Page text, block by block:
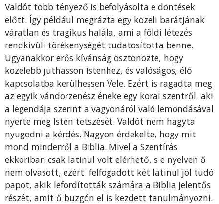
Valdót több tényező is befolyásolta e döntések
előtt. Így például megrázta egy közeli barátjának
váratlan és tragikus halála, ami a földi létezés
rendkívüli törékenységét tudatosította benne.
Ugyanakkor erős kívánság ösztönözte, hogy
közelebb juthasson Istenhez, és valóságos, élő
kapcsolatba kerülhessen Vele. Ezért is ragadta meg
az egyik vándorzenész éneke egy korai szentről, aki
a legendája szerint a vagyonáról való lemondásával
nyerte meg Isten tetszését. Valdót nem hagyta
nyugodni a kérdés. Nagyon érdekelte, hogy mit
mond minderről a Biblia. Mivel a Szentírás
ekkoriban csak latinul volt elérhető, s e nyelven ő
nem olvasott, ezért felfogadott két latinul jól tudó
papot, akik lefordították számára a Biblia jelentős
részét, amit ő buzgón el is kezdett tanulmányozni.